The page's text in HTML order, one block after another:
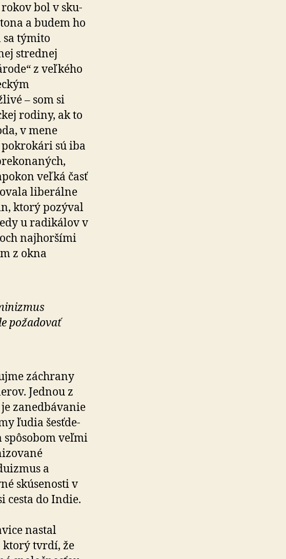
bol v sku­
a budem ho
sa týmito
strednej
z veľkého
– som si
rodiny, ak to
v mene
sú iba
veľká časť
liberálne
ktorý pozýval
u radikálov v
naj­horšími
z okna
požadovať
záchrany
Jednou z
zanedbávanie
ľudia šesť­de­
spôsobom veľmi
a
skúsenosti v
cesta do Indie.
nastal
ktorý tvrdí, že